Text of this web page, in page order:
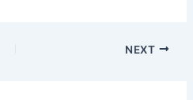
NEXT